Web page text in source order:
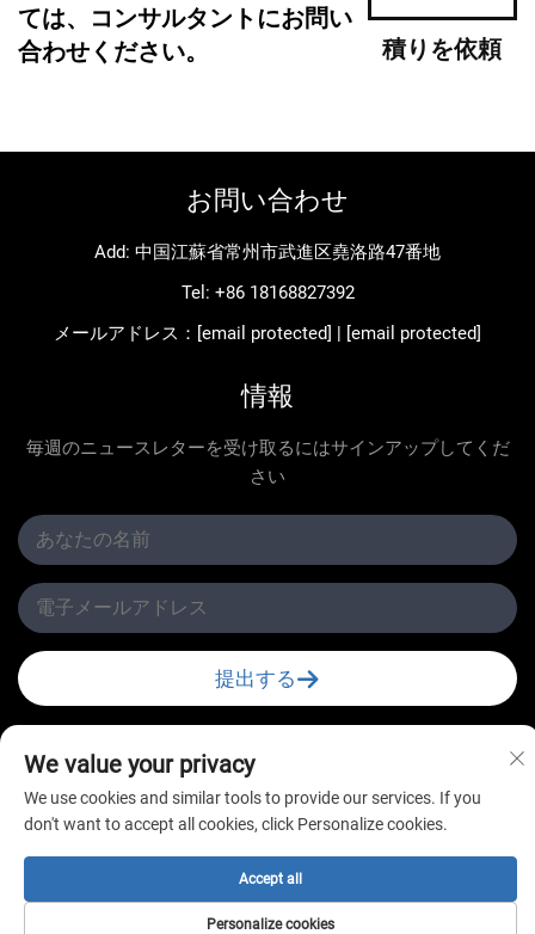
ては、コンサルタントにお問い
合わせください。
積りを依頼
お問い合わせ
Add: 中国江蘇省常州市武進区堯洛路47番地
Tel: +86 18168827392
メールアドレス： [email protected] | [email protected]
情報
毎週のニュースレターを受け取るにはサインアップしてくだ
さい
提出する
Copyright © 常州新星冷凍有限公司 All Rights Reserved
We value your privacy
We use cookies and similar tools to provide our services. If you
don't want to accept all cookies, click Personalize cookies.
Personalize cookies
Accept all